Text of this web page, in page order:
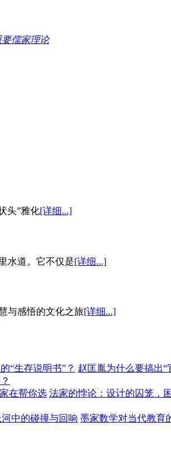
儒家理论
头”雅化[详细...]
水道。它不仅是[详细...]
与感悟的文化之旅[详细...]
“生存说明书”？ 赵匡胤为什么要搞出
在帮你选 法家的悖论：设计的囚笼，
中的碰撞与回响 墨家数学对当代教育